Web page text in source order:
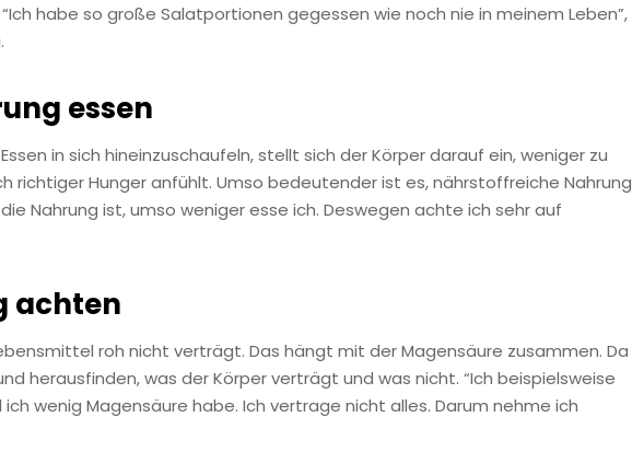
habe so große Salatportionen gegessen wie noch nie in meinem Leben”,
essen
in sich hineinzuschaufeln, stellt sich der Körper darauf ein, weniger zu
richtiger Hunger anfühlt. Umso bedeutender ist es, nährstoffreiche Nahrung
Nahrung ist, umso weniger esse ich. Deswegen achte ich sehr auf
achten
roh nicht verträgt. Das hängt mit der Magensäure zusammen. Da
herausfinden, was der Körper verträgt und was nicht. “Ich beispielsweise
wenig Magensäure habe. Ich vertrage nicht alles. Darum nehme ich